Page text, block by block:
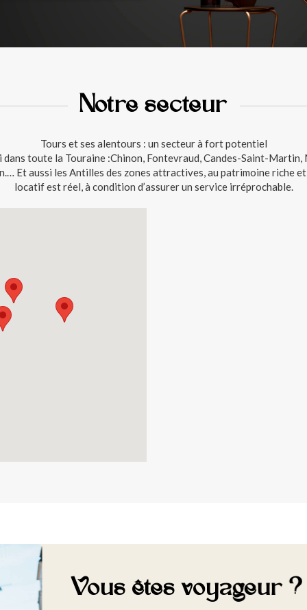
Notre secteur
Tours et ses alentours : un secteur à fort potentiel
toute la Touraine :Chinon, Fontevraud, Candes-Saint-
Et aussi les Antilles des zones attractives, au patrimoine riche
locatif est réel, à condition d’assurer un service irréprochable.
Vous êtes voyageur ?